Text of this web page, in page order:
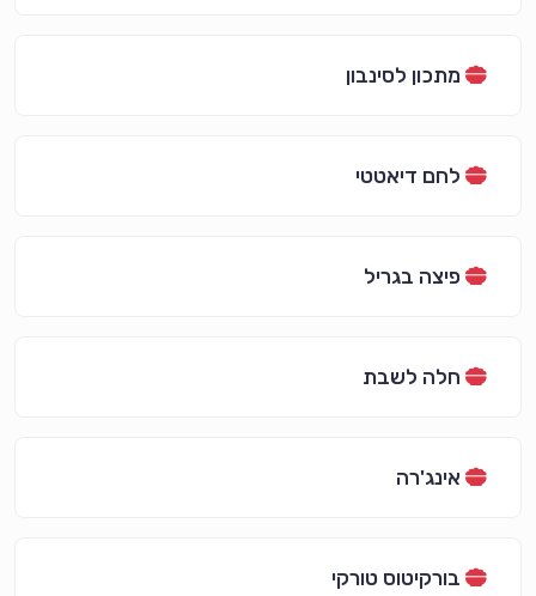
מתכון לסינבון
לחם דיאטטי
פיצה בגריל
חלה לשבת
אינג'רה
בורקיטוס טורקי